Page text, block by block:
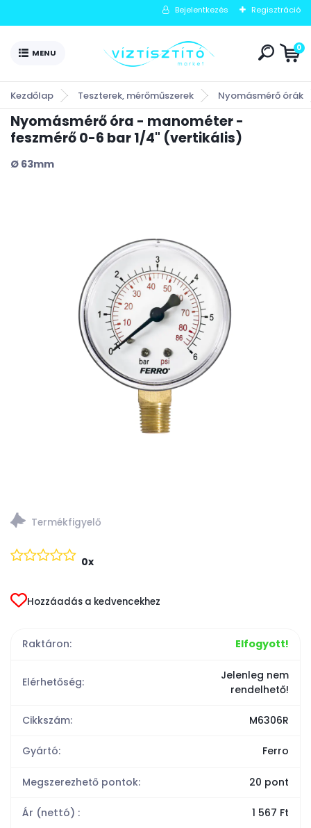
Bejelentkezés Regisztráció
0
Kezdőlap Teszterek, mérőműszerek Nyomásmérő órák
Nyomásmérő óra - manométer -
feszmérő 0-6 bar 1/4" (vertikális)
Ø 63mm
0x
Hozzáadás a kedvencekhez
Raktáron: Elfogyott!
Elérhetőség:
Jelenleg nem
rendelhető!
Cikkszám: M6306R
Gyártó: Ferro
Megszerezhető pontok: 20 pont
Ár (nettó) : 1 567 Ft